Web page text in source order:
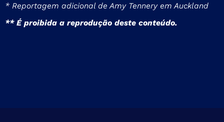
* Reportagem adicional de Amy Tennery em Auckland
** É proibida a reprodução deste conteúdo.